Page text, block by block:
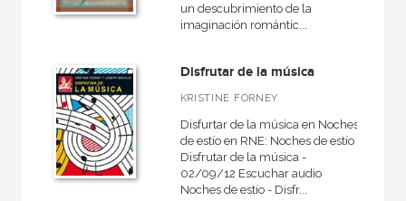
un descubrimiento de la
imaginación romántic...
Disfrutar de la música
KRISTINE FORNEY
Disfurtar de la música en Noches
de estío en RNE: Noches de estío -
Disfrutar de la música -
02/09/12 Escuchar audio
Noches de estío - Disfr...